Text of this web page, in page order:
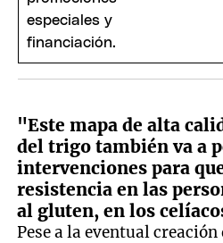
"Este mapa de alta
del trigo también va a
intervenciones para
resistencia en las
al gluten, en los
Pese a la eventual